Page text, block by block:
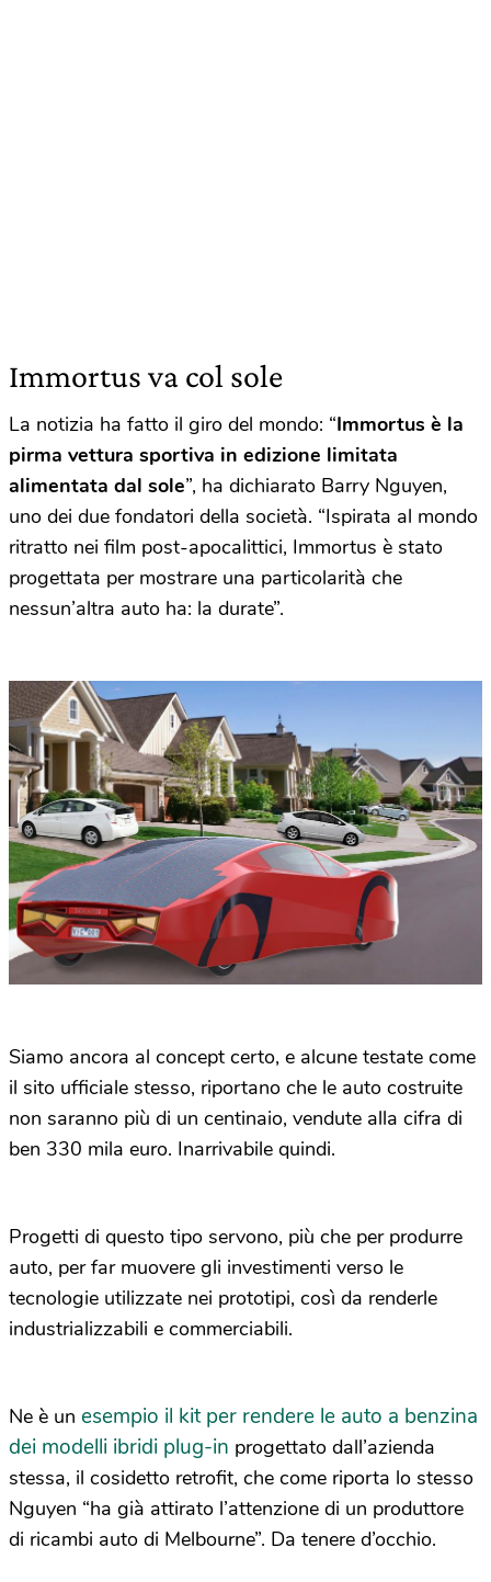
Immortus va col sole
La notizia ha fatto il giro del mondo: “Immortus è la
pirma vettura sportiva in edizione limitata
alimentata dal sole”, ha dichiarato Barry Nguyen,
uno dei due fondatori della società. “Ispirata al mondo
ritratto nei film post-apocalittici, Immortus è stato
progettata per mostrare una particolarità che
nessun’altra auto ha: la durate”.
Siamo ancora al concept certo, e alcune testate come
il sito ufficiale stesso, riportano che le auto costruite
non saranno più di un centinaio, vendute alla cifra di
ben 330 mila euro. Inarrivabile quindi.
Progetti di questo tipo servono, più che per produrre
auto, per far muovere gli investimenti verso le
tecnologie utilizzate nei prototipi, così da renderle
industrializzabili e commerciabili.
Ne è un esempio il kit per rendere le auto a benzina
dei modelli ibridi plug-in progettato dall’azienda
stessa, il cosidetto retrofit, che come riporta lo stesso
Nguyen “ha già attirato l’attenzione di un produttore
di ricambi auto di Melbourne”. Da tenere d’occhio.